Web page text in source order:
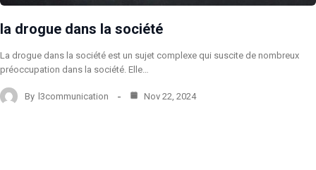
la drogue dans la société
La drogue dans la société est un sujet complexe qui suscite de nombreux
préoccupation dans la société. Elle…
By l3communication Nov 22, 2024